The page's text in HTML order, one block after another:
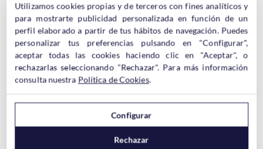
Async JavaScriptes un plugin que funciona muy bien con esto,
pero como siempre en WordPress, tendrás más opciones.
– Minificar CSS y JS
Minificar es como hacer limpieza en el código, eliminado
tabulaciones, espacio innecesarios, comentarios, etc… Para
esto el pluginFast Velocity Minifypuede servirte.
En muchos WordPress la base de datos se llena de basura,
basura que puedes limpiar con un plugin como
, pero OJO!!, nunca lo utilices sin hacer antes una
copia de seguridad de la base de datos.
Utilizamos cookies propias y de terceros con fines analíticos y
para mostrarte publicidad personalizada en función de un
perfil elaborado a partir de tus hábitos de navegación. Puedes
personalizar tus preferencias pulsando en "Configurar",
aceptar todas las cookies haciendo clic en "Aceptar", o
rechazarlas seleccionando "Rechazar". Para más información
consulta nuestra Política de Cookies.
Configurar
Rechazar